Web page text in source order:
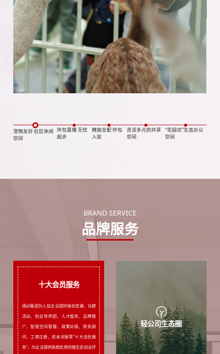
宠物友好 社区休闲
空间
拎包直播 无忧
起步
精装全配 拎包
入驻
灵活多元的共享
空间
“花园式”生态办公
空间
BRAND SERVICE
品牌服务
十大会员服务
十大会员服务
德必集团为入驻企业提供联合党建、社群
活动、创业导师团、人才服务、品牌推
广、智慧空间管理、政策对接、财务顾
问、工商注册、资本对接等“十大会员服
务”，为企业提供系统优质的微生态创业环
轻公司生态圈